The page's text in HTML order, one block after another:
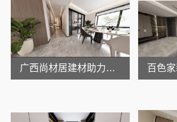
广西尚材居建材助力毛坯房一站式精装改造